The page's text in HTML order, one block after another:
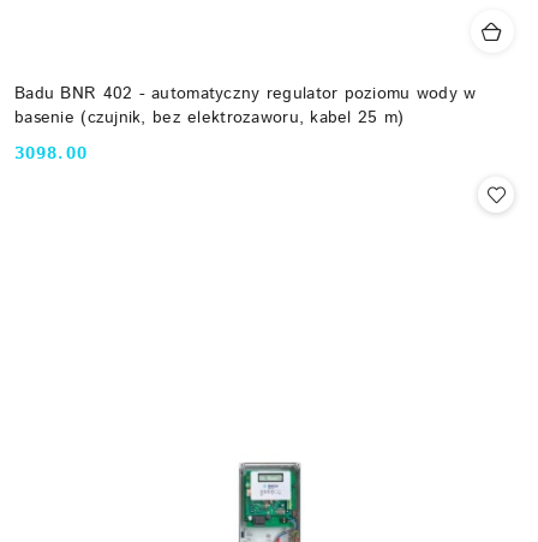
Badu BNR 402 - automatyczny regulator poziomu wody w
basenie (czujnik, bez elektrozaworu, kabel 25 m)
Cena:
3098.00